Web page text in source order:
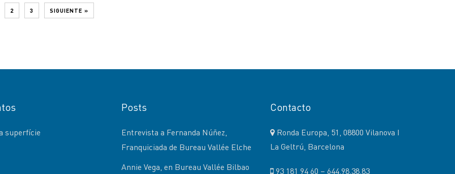
2 3 SIGUIENTE »
superfície
Posts
Entrevista a Fernanda Núñez,
Franquiciada de Bureau Vallée Elche
Annie Vega, en Bureau Vallée Bilbao
Contacto
Ronda Europa, 51, 08800 Vilanova I
La Geltrú, Barcelona
93 181 94 60 – 644.98.38.83